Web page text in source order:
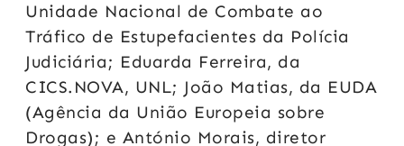
Unidade Nacional de Combate ao
Tráfico de Estupefacientes da Polícia
Judiciária; Eduarda Ferreira, da
CICS.NOVA, UNL; João Matias, da EUDA
(Agência da União Europeia sobre
Drogas); e António Morais, diretor